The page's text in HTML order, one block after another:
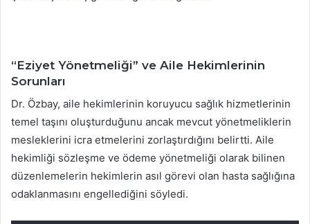
“Eziyet Yönetmeliği” ve Aile Hekimlerinin
Sorunları
Dr. Özbay, aile hekimlerinin koruyucu sağlık hizmetlerinin
temel taşını oluşturduğunu ancak mevcut yönetmeliklerin
mesleklerini icra etmelerini zorlaştırdığını belirtti. Aile
hekimliği sözleşme ve ödeme yönetmeliği olarak bilinen
düzenlemelerin hekimlerin asıl görevi olan hasta sağlığına
odaklanmasını engellediğini söyledi.